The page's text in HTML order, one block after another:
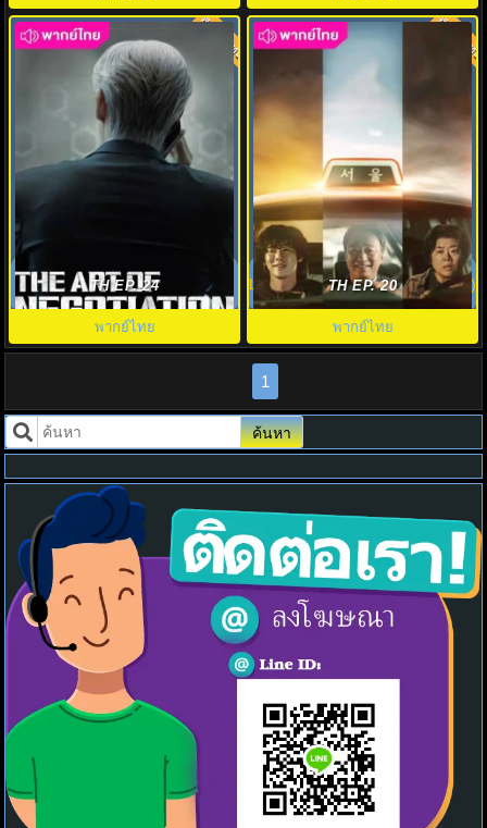
Negotiation พากย์ไทย EP1-12
9.0 พากย์ไทย
TH EP. 24
พากย์ไทย
วันพลิกชะตา (2025) A Bloody
Lucky Day พากย์ไทย EP1-10 (จบ)
8.0 พากย์ไทย
TH EP. 20
พากย์ไทย
1
ค้นหา